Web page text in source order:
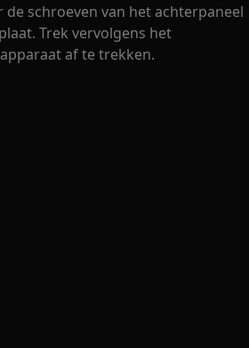
schroeven van het achterpaneel
Trek vervolgens het
af te trekken.